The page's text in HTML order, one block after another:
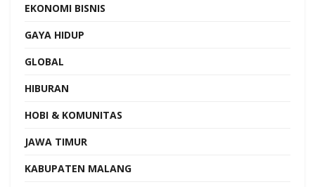
EKONOMI BISNIS
GAYA HIDUP
GLOBAL
HIBURAN
HOBI & KOMUNITAS
JAWA TIMUR
KABUPATEN MALANG